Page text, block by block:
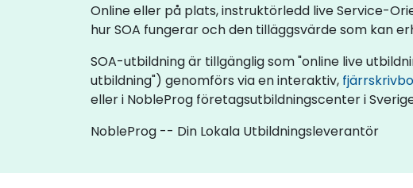
Online eller på plats, instruktörledd live Service-
hur SOA fungerar och den tilläggsvärde som kan
SOA-utbildning är tillgänglig som "online live
utbildning") genomförs via en interaktiv,
eller i NobleProg företagsutbildningscenter i
NobleProg -- Din Lokala Utbildningsleverantör